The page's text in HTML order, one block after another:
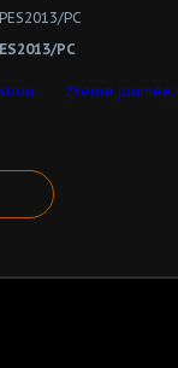
PC
Avant match 25ème journée:A suivre, Psg/Strasbourg !